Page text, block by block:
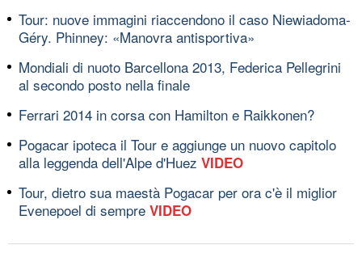
Tour: nuove immagini riaccendono il caso Niewiadoma-
Géry. Phinney: «Manovra antisportiva»
Mondiali di nuoto Barcellona 2013, Federica Pellegrini
al secondo posto nella finale
Ferrari 2014 in corsa con Hamilton e Raikkonen?
Pogacar ipoteca il Tour e aggiunge un nuovo capitolo
alla leggenda dell'Alpe d'Huez VIDEO
Tour, dietro sua maestà Pogacar per ora c'è il miglior
Evenepoel di sempre VIDEO